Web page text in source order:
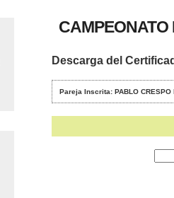
Descarga del
Pareja Inscrita: PABLO CRESPO